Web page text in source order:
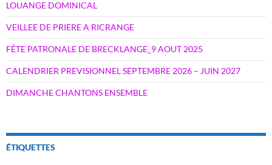
LOUANGE DOMINICAL
VEILLEE DE PRIERE A RICRANGE
FÊTE PATRONALE DE BRECKLANGE_9 AOUT 2025
CALENDRIER PREVISIONNEL SEPTEMBRE 2026 – JUIN 2027
DIMANCHE CHANTONS ENSEMBLE
ÉTIQUETTES